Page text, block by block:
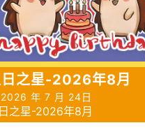
之星-2026年8月
2026 年 7 月 24日
之星-2026年8月